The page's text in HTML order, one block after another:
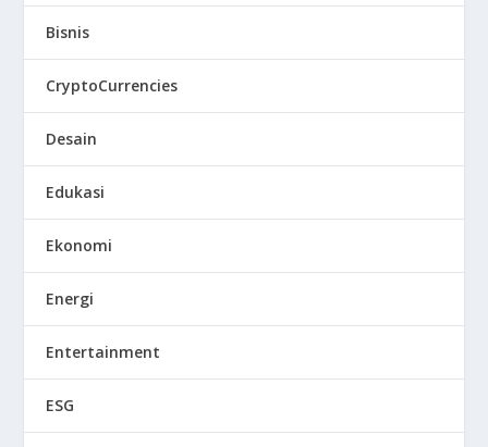
Bisnis
CryptoCurrencies
Desain
Edukasi
Ekonomi
Energi
Entertainment
ESG